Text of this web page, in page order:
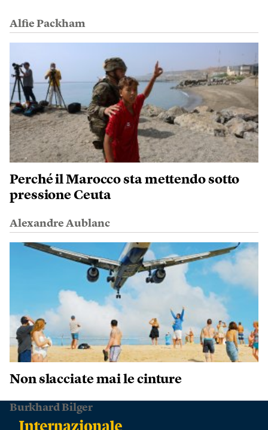
Alfie Packham
Perché il Marocco sta mettendo sotto
pressione Ceuta
Alexandre Aublanc
Non slacciate mai le cinture
Burkhard Bilger